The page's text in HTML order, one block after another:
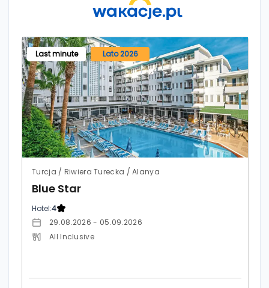
Last minute Lato 2026
Turcja / Riwiera Turecka / Alanya
Blue Star
Hotel:4
29.08.2026 - 05.09.2026
All Inclusive